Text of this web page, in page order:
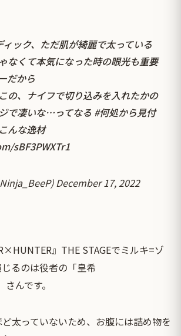
ィック、ただ肌が綺麗で太っている
なくて本気になった時の眼光も重要
だから
の、ナイフで切り込みを入れたかの
で凄いな…ってなる #何処から見付
んな逸材
sBF3PWXTr1
December 17, 2022
』THE STAGEでミルキ=ゾ
るのは役者の「皇希
んです。
太っていないため、お腹には詰め物を